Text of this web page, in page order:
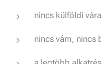
nincs külföldi
nincs vám, nincs